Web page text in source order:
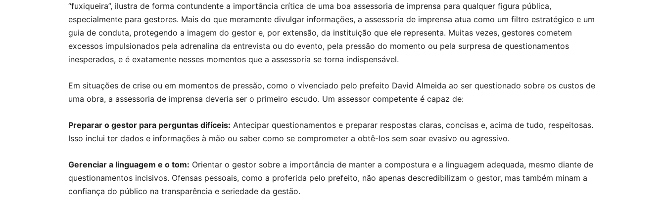
“fuxiqueira”, ilustra de forma contundente a importância crítica de uma boa assessoria de imprensa para qualquer figura pública,
especialmente para gestores. Mais do que meramente divulgar informações, a assessoria de imprensa atua como um filtro estratégico e um
guia de conduta, protegendo a imagem do gestor e, por extensão, da instituição que ele representa. Muitas vezes, gestores cometem
excessos impulsionados pela adrenalina da entrevista ou do evento, pela pressão do momento ou pela surpresa de questionamentos
inesperados, e é exatamente nesses momentos que a assessoria se torna indispensável.
Em situações de crise ou em momentos de pressão, como o vivenciado pelo prefeito David Almeida ao ser questionado sobre os custos de
uma obra, a assessoria de imprensa deveria ser o primeiro escudo. Um assessor competente é capaz de:
Preparar o gestor para perguntas difíceis: Antecipar questionamentos e preparar respostas claras, concisas e, acima de tudo, respeitosas.
Isso inclui ter dados e informações à mão ou saber como se comprometer a obtê-los sem soar evasivo ou agressivo.
Gerenciar a linguagem e o tom: Orientar o gestor sobre a importância de manter a compostura e a linguagem adequada, mesmo diante de
questionamentos incisivos. Ofensas pessoais, como a proferida pelo prefeito, não apenas descredibilizam o gestor, mas também minam a
confiança do público na transparência e seriedade da gestão.